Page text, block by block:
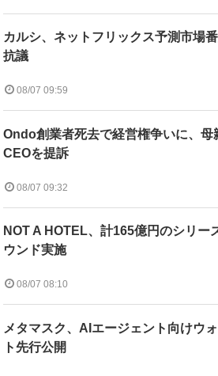
カルシ、ネットフリックス予測市場
抗議
08/07 09:59
Ondo創業者死去で経営権争いに、母
CEOを提訴
08/07 09:32
NOT A HOTEL、計165億円のシリー
ウンド実施
08/07 08:10
メタマスク、AIエージェント向けウ
ト先行公開